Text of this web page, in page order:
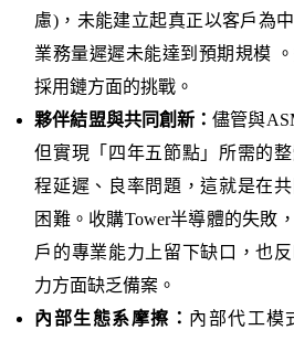
慮)，未能建立起真正以客戶為
業務量遲遲未能達到預期規模
採用鏈方面的挑戰。
夥伴結盟與共同創新：儘管與
但實現「四年五節點」所需的
程延遲、良率問題，這就是在
困難。收購Tower半導體的失敗
戶的專業能力上留下缺口，也
力方面缺乏備案。
內部生態系摩擦： 內部代工模